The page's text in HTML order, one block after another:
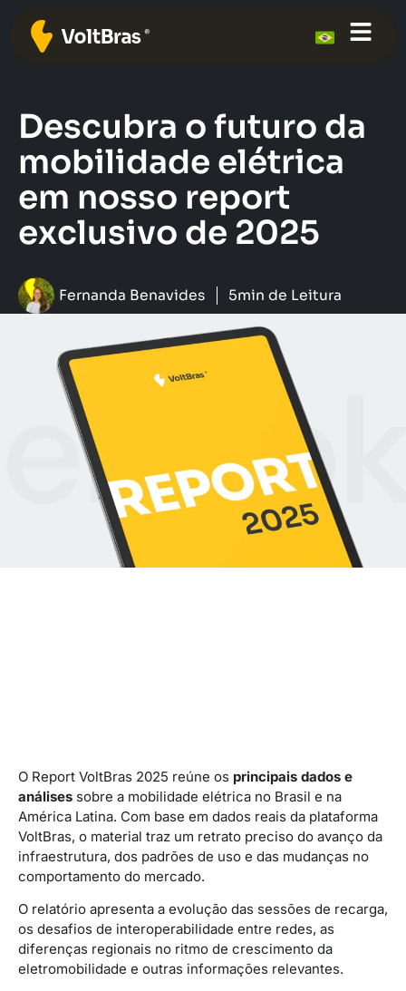
Descubra o futuro da
mobilidade elétrica
em nosso report
exclusivo de 2025
Fernanda Benavides 5min de Leitura
O Report VoltBras 2025 reúne os principais dados e
análises sobre a mobilidade elétrica no Brasil e na
América Latina. Com base em dados reais da plataforma
VoltBras, o material traz um retrato preciso do avanço da
infraestrutura, dos padrões de uso e das mudanças no
comportamento do mercado.
O relatório apresenta a evolução das sessões de recarga,
os desafios de interoperabilidade entre redes, as
diferenças regionais no ritmo de crescimento da
eletromobilidade e outras informações relevantes.